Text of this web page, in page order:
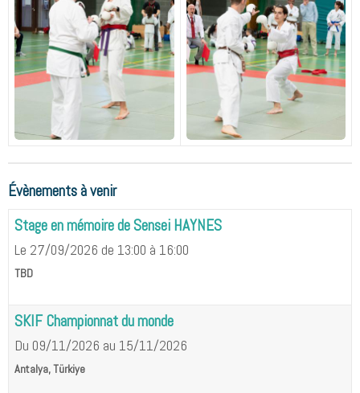
Évènements à venir
Stage en mémoire de Sensei HAYNES
Le 27/09/2026 de 13:00 à 16:00
TBD
SKIF Championnat du monde
Du 09/11/2026 au 15/11/2026
Antalya, Türkiye